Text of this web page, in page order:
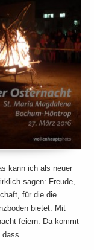
kann ich als neuer
sagen: Freude,
für die die
bietet. Mit
feiern. Da kommt
dass …